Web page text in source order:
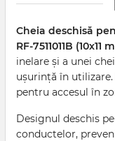
Cheia deschisă
RF-7511011B (10x11
inelare și a unei
ușurință în
pentru accesul în
Designul deschis
conductelor,